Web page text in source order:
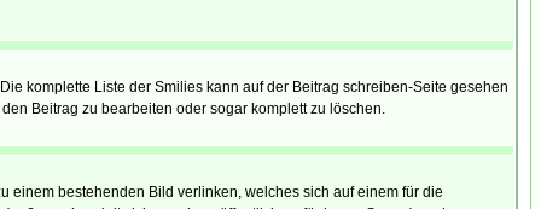
komplette Liste der Smilies kann auf der Beitrag schreiben-Seite gesehen
Beitrag zu bearbeiten oder sogar komplett zu löschen.
einem bestehenden Bild verlinken, welches sich auf einem für die